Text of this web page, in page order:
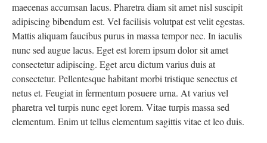
maecenas accumsan lacus. Pharetra diam sit amet nisl suscipit
adipiscing bibendum est. Vel facilisis volutpat est velit egestas.
Mattis aliquam faucibus purus in massa tempor nec. In iaculis
nunc sed augue lacus. Eget est lorem ipsum dolor sit amet
consectetur adipiscing. Eget arcu dictum varius duis at
consectetur. Pellentesque habitant morbi tristique senectus et
netus et. Feugiat in fermentum posuere urna. At varius vel
pharetra vel turpis nunc eget lorem. Vitae turpis massa sed
elementum. Enim ut tellus elementum sagittis vitae et leo duis.